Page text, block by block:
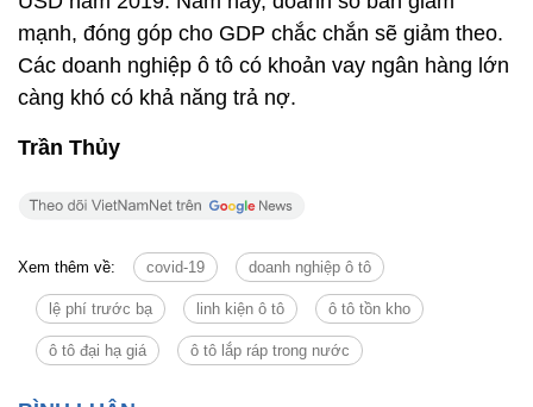
mạnh, đóng góp cho GDP chắc chắn sẽ giảm theo.
Các doanh nghiệp ô tô có khoản vay ngân hàng lớn
càng khó có khả năng trả nợ.
Trần Thủy
Xem thêm về: covid-19 doanh nghiệp ô tô
lệ phí trước bạ linh kiện ô tô ô tô tồn kho
ô tô đại hạ giá ô tô lắp ráp trong nước